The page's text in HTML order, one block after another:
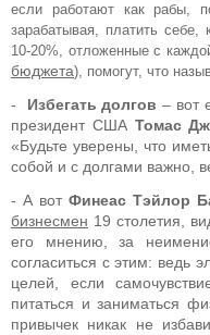
если работают как рабы,
зарабатывая, платить себе,
10-20%, отложенные с
бюджета), помогут, что
- Избегать долгов – вот
президент США Томас
«Будьте уверены, что
собой и с долгами важно,
- А вот Финеас Тэйлор
бизнесмен 19 столетия,
его мнению, за
согласиться с этим: ведь
целей, если
питаться и заниматься
привычек никак не